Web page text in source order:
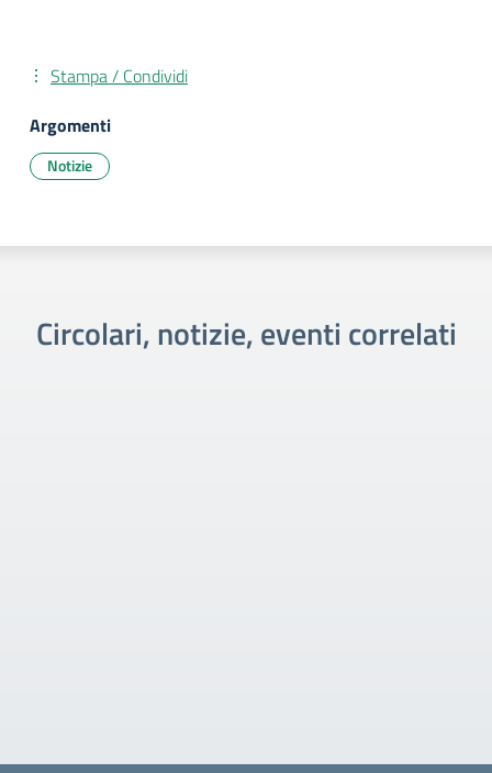
Stampa / Condividi
Argomenti
Notizie
Circolari, notizie, eventi correlati